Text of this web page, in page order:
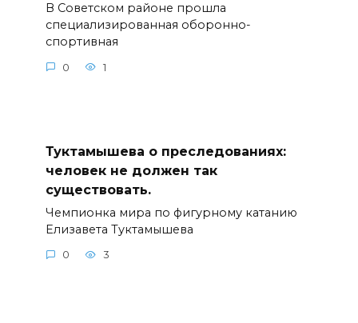
В Советском районе прошла
специализированная оборонно-
спортивная
0 1
Туктамышева о преследованиях:
человек не должен так
существовать.
Чемпионка мира по фигурному катанию
Елизавета Туктамышева
0 3